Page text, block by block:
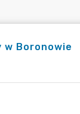
w Boronowie